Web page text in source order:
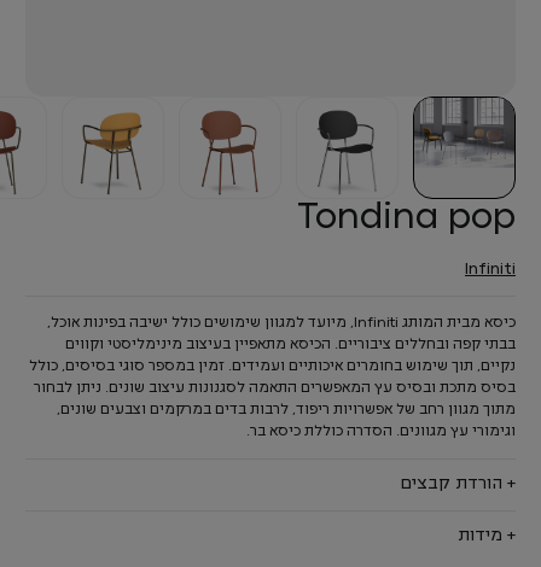
Tondina pop
Infiniti
כיסא מבית המותג Infiniti, מיועד למגוון שימושים כולל ישיבה בפינות אוכל,
בבתי קפה ובחללים ציבוריים. הכיסא מתאפיין בעיצוב מינימליסטי וקווים
נקיים, תוך שימוש בחומרים איכותיים ועמידים. זמין במספר סוגי בסיסים, כולל
בסיס מתכת ובסיס עץ המאפשרים התאמה לסגנונות עיצוב שונים. ניתן לבחור
מתוך מגוון רחב של אפשרויות ריפוד, לרבות בדים במרקמים וצבעים שונים,
וגימורי עץ מגוונים. הסדרה כוללת כיסא בר.
+ הורדת קבצים
+ מידות